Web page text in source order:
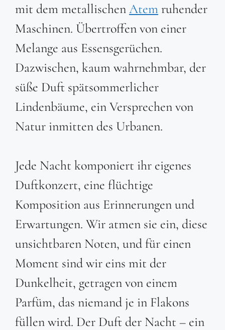
mit dem metallischenAtemruhender
Maschinen. Übertroffen von einer
Melange aus Essensgerüchen.
Dazwischen, kaum wahrnehmbar, der
süße Duft spätsommerlicher
Lindenbäume, ein Versprechen von
Natur inmitten des Urbanen.
Jede Nacht komponiert ihr eigenes
Duftkonzert, eine flüchtige
Komposition aus Erinnerungen und
Erwartungen. Wir atmen sie ein, diese
unsichtbaren Noten, und für einen
Moment sind wir eins mit der
Dunkelheit, getragen von einem
Parfüm, das niemand je in Flakons
füllen wird. Der Duft der Nacht – ein